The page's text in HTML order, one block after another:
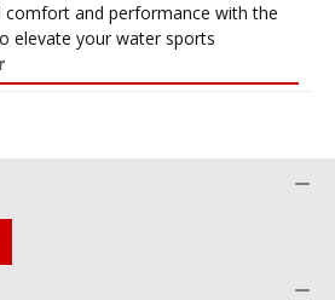
comfort and performance with the
elevate your water sports